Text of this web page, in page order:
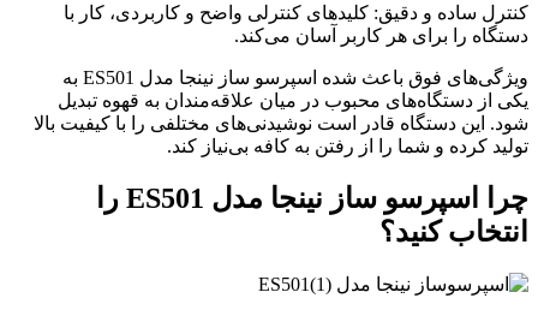
کنترل ساده و دقیق: کلیدهای کنترلی واضح و کاربردی، کار با
دستگاه را برای هر کاربر آسان می‌کند.
ویژگی‌های فوق باعث شده اسپرسو ساز نینجا مدل ES501 به
یکی از دستگاه‌های محبوب در میان علاقه‌مندان به قهوه تبدیل
شود. این دستگاه قادر است نوشیدنی‌های مختلفی را با کیفیت بالا
تولید کرده و شما را از رفتن به کافه بی‌نیاز کند.
چرا اسپرسو ساز نینجا مدل ES501 را
انتخاب کنید؟